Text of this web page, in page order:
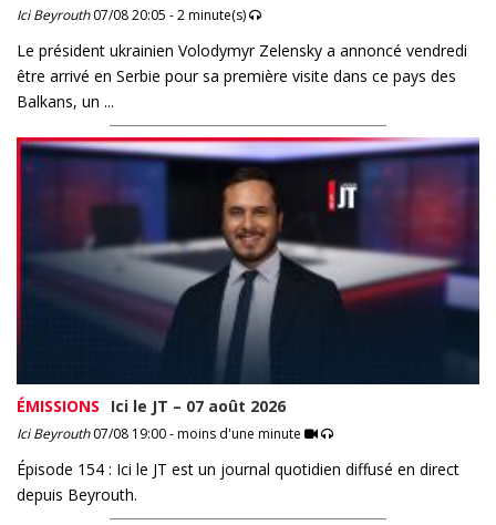
Ici Beyrouth07/08 20:05 - 2 minute(s)
Le président ukrainien Volodymyr Zelensky a annoncé vendredi
être arrivé en Serbie pour sa première visite dans ce pays des
Balkans, un ...
ÉMISSIONS Ici le JT – 07 août 2026
Ici Beyrouth07/08 19:00 - moins d'une minute
Épisode 154 : Ici le JT est un journal quotidien diffusé en direct
depuis Beyrouth.